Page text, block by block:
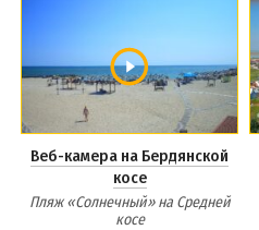
Веб-камера на Бердянской
косе
Пляж «Солнечный» на Средней
косе